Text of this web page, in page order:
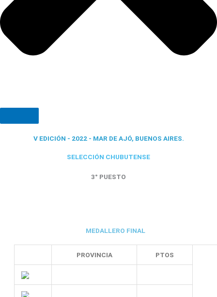
V EDICIÓN - 2022 - MAR DE AJÓ, BUENOS AIRES.
SELECCIÓN CHUBUTENSE
3° PUESTO
MEDALLERO FINAL
PROVINCIA PTOS